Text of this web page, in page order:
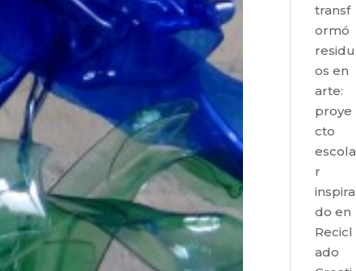
transf
ormó
residu
os en
arte:
proye
cto
escola
r
inspira
do en
Recicl
ado